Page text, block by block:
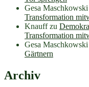
Gesa Maschkowski
Transformation
Knauffzu
Transformation
Gesa Maschkowski
Gärtnern
Archiv